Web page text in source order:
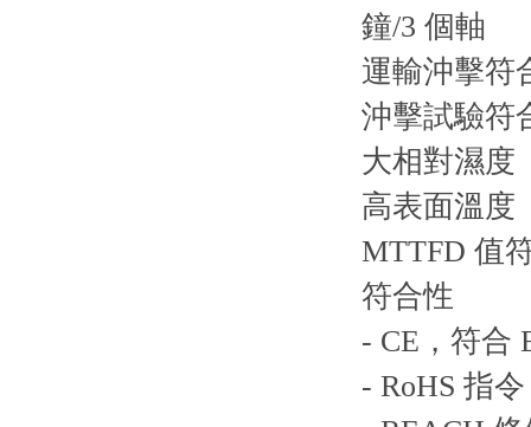
鐘/3 個軸
運輸沖擊符
沖擊試驗符
大相對濕度
高表面溫度
MTTFD 值
符合性
- CE，符合
- RoHS 指